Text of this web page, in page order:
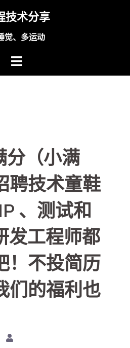
技术分享
觉、多运动
分（小满
聘技术童鞋
、测试和
发工程师都
！不投简历
们的福利也